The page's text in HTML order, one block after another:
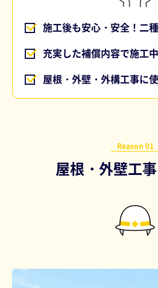
施工後も安心・安全！二
充実した補償内容で施工
屋根・外壁・外構工事に
Reason 01
屋根・外壁工